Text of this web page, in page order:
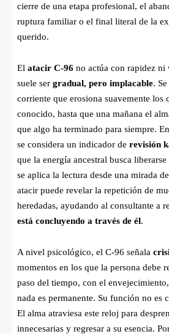
cierre de una etapa profesional, el
ruptura familiar o el final literal de la
querido.
El atacir C-96 no actúa con rapidez ni
suele ser gradual, pero implacable.
corriente que erosiona suavemente los
conocido, hasta que una mañana el
que algo ha terminado para siempre.
se considera un indicador de revisión
que la energía ancestral busca liberarse
se aplica la lectura desde una mirada de
atacir puede revelar la repetición de
heredadas, ayudando al consultante a
está concluyendo a través de él.
A nivel psicológico, el C-96 señala
momentos en los que la persona debe
paso del tiempo, con el
nada es permanente. Su función no es
El alma atraviesa este reloj para
innecesarias y regresar a su esencia.